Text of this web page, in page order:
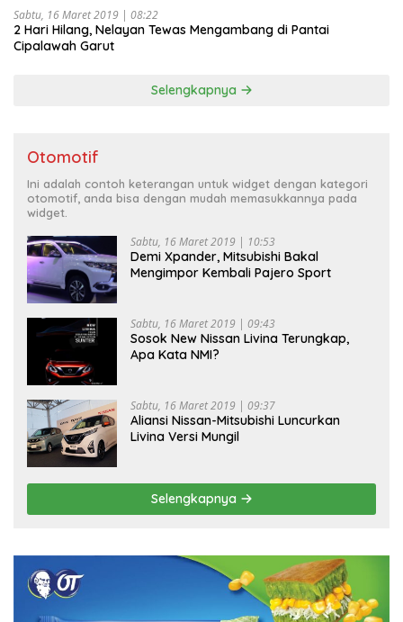
Sabtu, 16 Maret 2019 | 08:22
2 Hari Hilang, Nelayan Tewas Mengambang di Pantai
Cipalawah Garut
Selengkapnya
Otomotif
Ini adalah contoh keterangan untuk widget dengan kategori
otomotif, anda bisa dengan mudah memasukkannya pada
widget.
Sabtu, 16 Maret 2019 | 10:53
Demi Xpander, Mitsubishi Bakal
Mengimpor Kembali Pajero Sport
Sabtu, 16 Maret 2019 | 09:43
Sosok New Nissan Livina Terungkap,
Apa Kata NMI?
Sabtu, 16 Maret 2019 | 09:37
Aliansi Nissan-Mitsubishi Luncurkan
Livina Versi Mungil
Selengkapnya